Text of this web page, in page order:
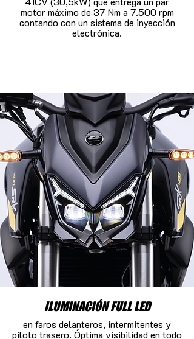
motor máximo de 37 Nm a 7.500 rpm
contando con un sistema de inyección
electrónica.
ILUMINACIÓN FULL LED
en faros delanteros, intermitentes y
piloto trasero. Óptima visibilidad en todo